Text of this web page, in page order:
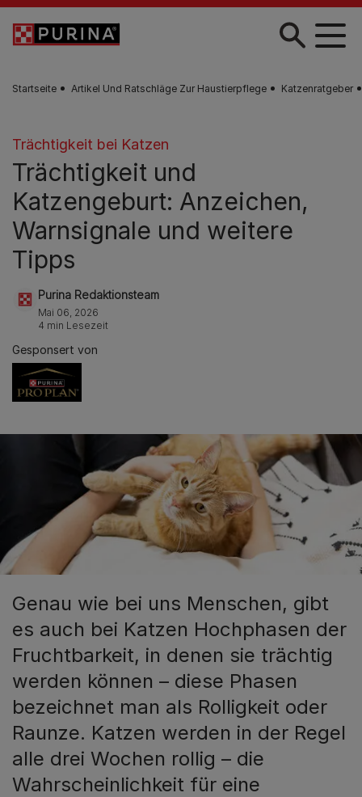
Zum Hauptinhalt springen
Startseite Artikel Und Ratschläge Zur Haustierpflege Katzenratgeber
Trächtigkeit bei Katzen
Trächtigkeit und
Katzengeburt: Anzeichen,
Warnsignale und weitere
Tipps
Purina Redaktionsteam
Mai 06, 2026
4 min Lesezeit
Gesponsert von
Genau wie bei uns Menschen, gibt
es auch bei Katzen Hochphasen der
Fruchtbarkeit, in denen sie trächtig
werden können – diese Phasen
bezeichnet man als Rolligkeit oder
Raunze. Katzen werden in der Regel
alle drei Wochen rollig – die
Wahrscheinlichkeit für eine